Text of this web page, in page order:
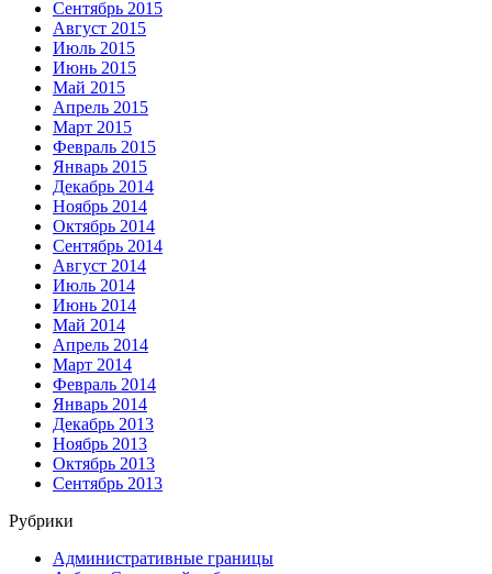
Сентябрь 2015
Август 2015
Июль 2015
Июнь 2015
Май 2015
Апрель 2015
Март 2015
Февраль 2015
Январь 2015
Декабрь 2014
Ноябрь 2014
Октябрь 2014
Сентябрь 2014
Август 2014
Июль 2014
Июнь 2014
Май 2014
Апрель 2014
Март 2014
Февраль 2014
Январь 2014
Декабрь 2013
Ноябрь 2013
Октябрь 2013
Сентябрь 2013
Рубрики
Административные границы